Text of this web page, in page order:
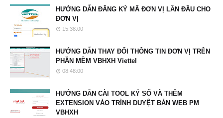
HƯỚNG DẪN ĐĂNG KÝ MÃ ĐƠN VỊ LẦN ĐẦU CHO
ĐƠN VỊ
15:38:00
HƯỚNG DẪN THAY ĐỔI THÔNG TIN ĐƠN VỊ TRÊN
PHẦN MỀM VBHXH Viettel
08:48:00
HƯỚNG DẪN CÀI TOOL KÝ SỐ VÀ THÊM
EXTENSION VÀO TRÌNH DUYỆT BẢN WEB PM
VBHXH